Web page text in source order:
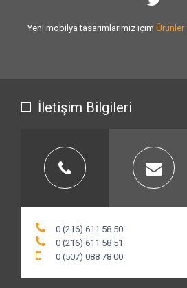
Sizlere vermiş olduğumuzhizmet
İletişim Bilgileri
0 (216) 611 58 50
0 (216) 611 58 51
0 (507) 088 78 00